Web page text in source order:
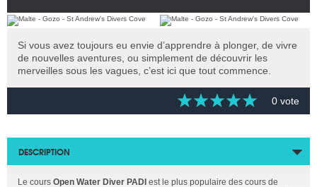
Si vous avez toujours eu envie d’apprendre à plonger, de vivre
de nouvelles aventures, ou simplement de découvrir les
merveilles sous les vagues, c’est ici que tout commence.
0 vote
DESCRIPTION
Le cours Open Water Diver PADI est le plus populaire des cours de